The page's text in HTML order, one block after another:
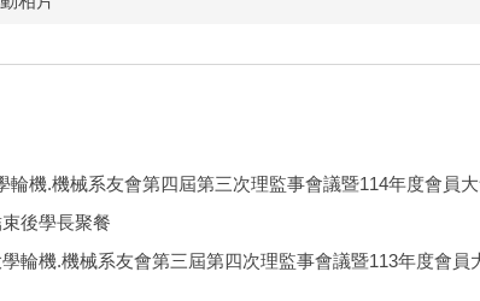
輪機.機械系友會第四屆第三次理監事會議暨114年度會員
後學長聚餐
輪機.機械系友會第三屆第四次理監事會議暨113年度會員